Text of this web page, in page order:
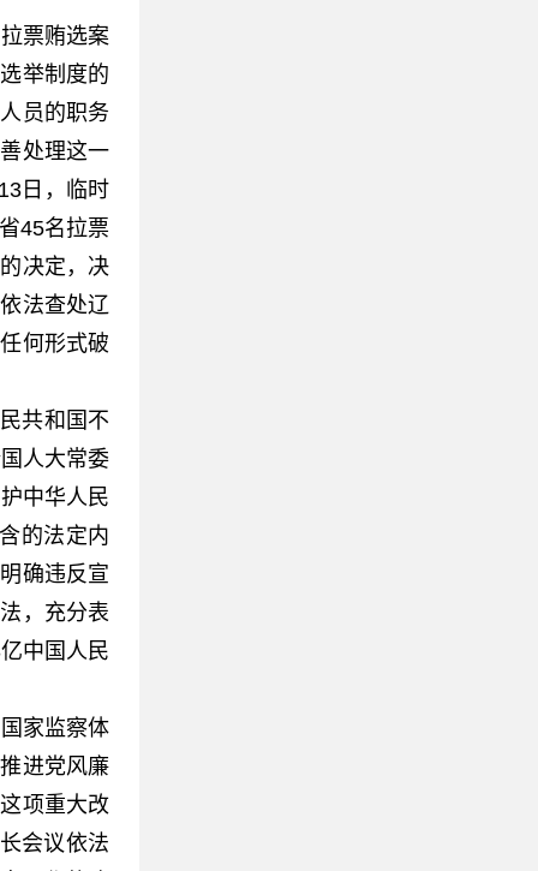
票贿选案
举制度的
员的职务
处理这一
日，临时
45名拉票
决定，决
法查处辽
何形式破
共和国不
人大常委
中华人民
的法定内
确违反宣
，充分表
中国人民
家监察体
进党风廉
项重大改
会议依法